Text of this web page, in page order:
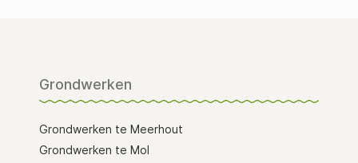
Grondwerken
Grondwerken te Meerhout
Grondwerken te Mol